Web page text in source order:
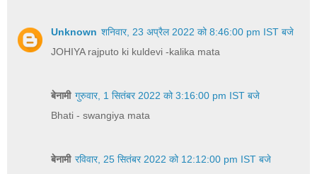
Unknown शनिवार, 23 अप्रैल 2022 को 8:46:00 pm IST बजे
JOHIYA rajputo ki kuldevi -kalika mata
बेनामी गुरुवार, 1 सितंबर 2022 को 3:16:00 pm IST बजे
Bhati - swangiya mata
बेनामी रविवार, 25 सितंबर 2022 को 12:12:00 pm IST बजे